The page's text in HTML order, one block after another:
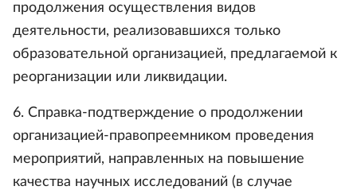
продолжения осуществления видов
деятельности, реализовавшихся только
образовательной организацией, предлагаемой к
реорганизации или ликвидации.
6. Справка-подтверждение о продолжении
организацией-правопреемником проведения
мероприятий, направленных на повышение
качества научных исследований (в случае